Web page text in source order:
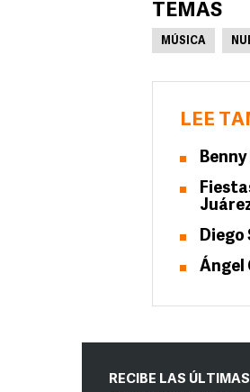
TEMAS
MÚSICA
LEE
Diego
Ángel
RECIBE LAS